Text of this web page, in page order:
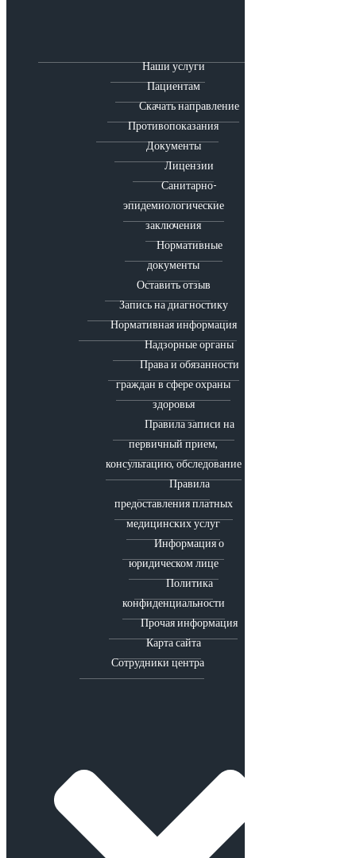
Наши услуги
Пациентам
Скачать направление
Противопоказания
Документы
Лицензии
Санитарно-
эпидемиологические
заключения
Нормативные
документы
Оставить отзыв
Запись на диагностику
Нормативная информация
Надзорные органы
Права и обязанности
граждан в сфере охраны
здоровья
Правила записи на
первичный прием,
консультацию, обследование
Правила
предоставления платных
медицинских услуг
Информация о
юридическом лице
Политика
конфиденциальности
Прочая информация
Карта сайта
Сотрудники центра